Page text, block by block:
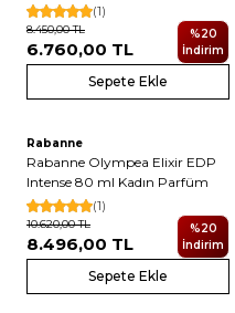
(1)
8.450,00TL
6.760,00 TL
%20
İndirim
Sepete Ekle
Yeni
Rabanne
Rabanne Olympea Elixir EDP
Intense 80 ml Kadın Parfüm
(1)
10.620,00TL
8.496,00 TL
%20
İndirim
Sepete Ekle